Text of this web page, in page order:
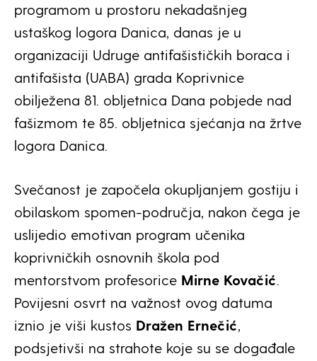
programom u prostoru nekadašnjeg
ustaškog logora Danica, danas je u
organizaciji Udruge antifašističkih boraca i
antifašista (UABA) grada Koprivnice
obilježena 81. obljetnica Dana pobjede nad
fašizmom te 85. obljetnica sjećanja na žrtve
logora Danica.
Svečanost je započela okupljanjem gostiju i
obilaskom spomen-područja, nakon čega je
uslijedio emotivan program učenika
koprivničkih osnovnih škola pod
mentorstvom profesorice Mirne Kovačić.
Povijesni osvrt na važnost ovog datuma
iznio je viši kustos Dražen Ernečić,
podsjetivši na strahote koje su se događale